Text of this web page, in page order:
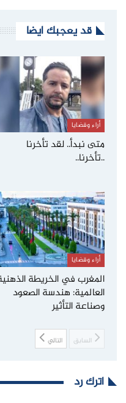
قد يعجبك ايضا
أراء وقضايا
متى نبدأ.. لقد تأخرنا
..تأخرنا..
أراء وقضايا
المغرب في الخريطة
العالمية: هندسة الصعود
وصناعة التأثير
السابق التالي
اترك رد